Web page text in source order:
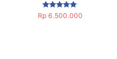
Dinilai
5.00
Rp 6.500.000